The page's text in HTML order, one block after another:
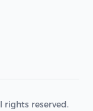
rights reserved.